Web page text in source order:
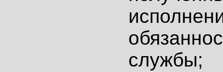
службы;